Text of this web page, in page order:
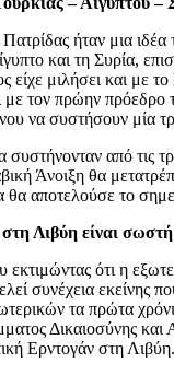
ήταν μια ιδέα
και τη Συρία,
είχε μιλήσει και με
τον πρώην πρόεδρο
να συστήσουν μία
από τις
Άνοιξη θα
θα αποτελούσε το
Λιβύη είναι σωστή
ότι η
συνέχεια εκείνης
τα πρώτα
Δικαιοσύνης και
Ερντογάν στη Λιβύη.